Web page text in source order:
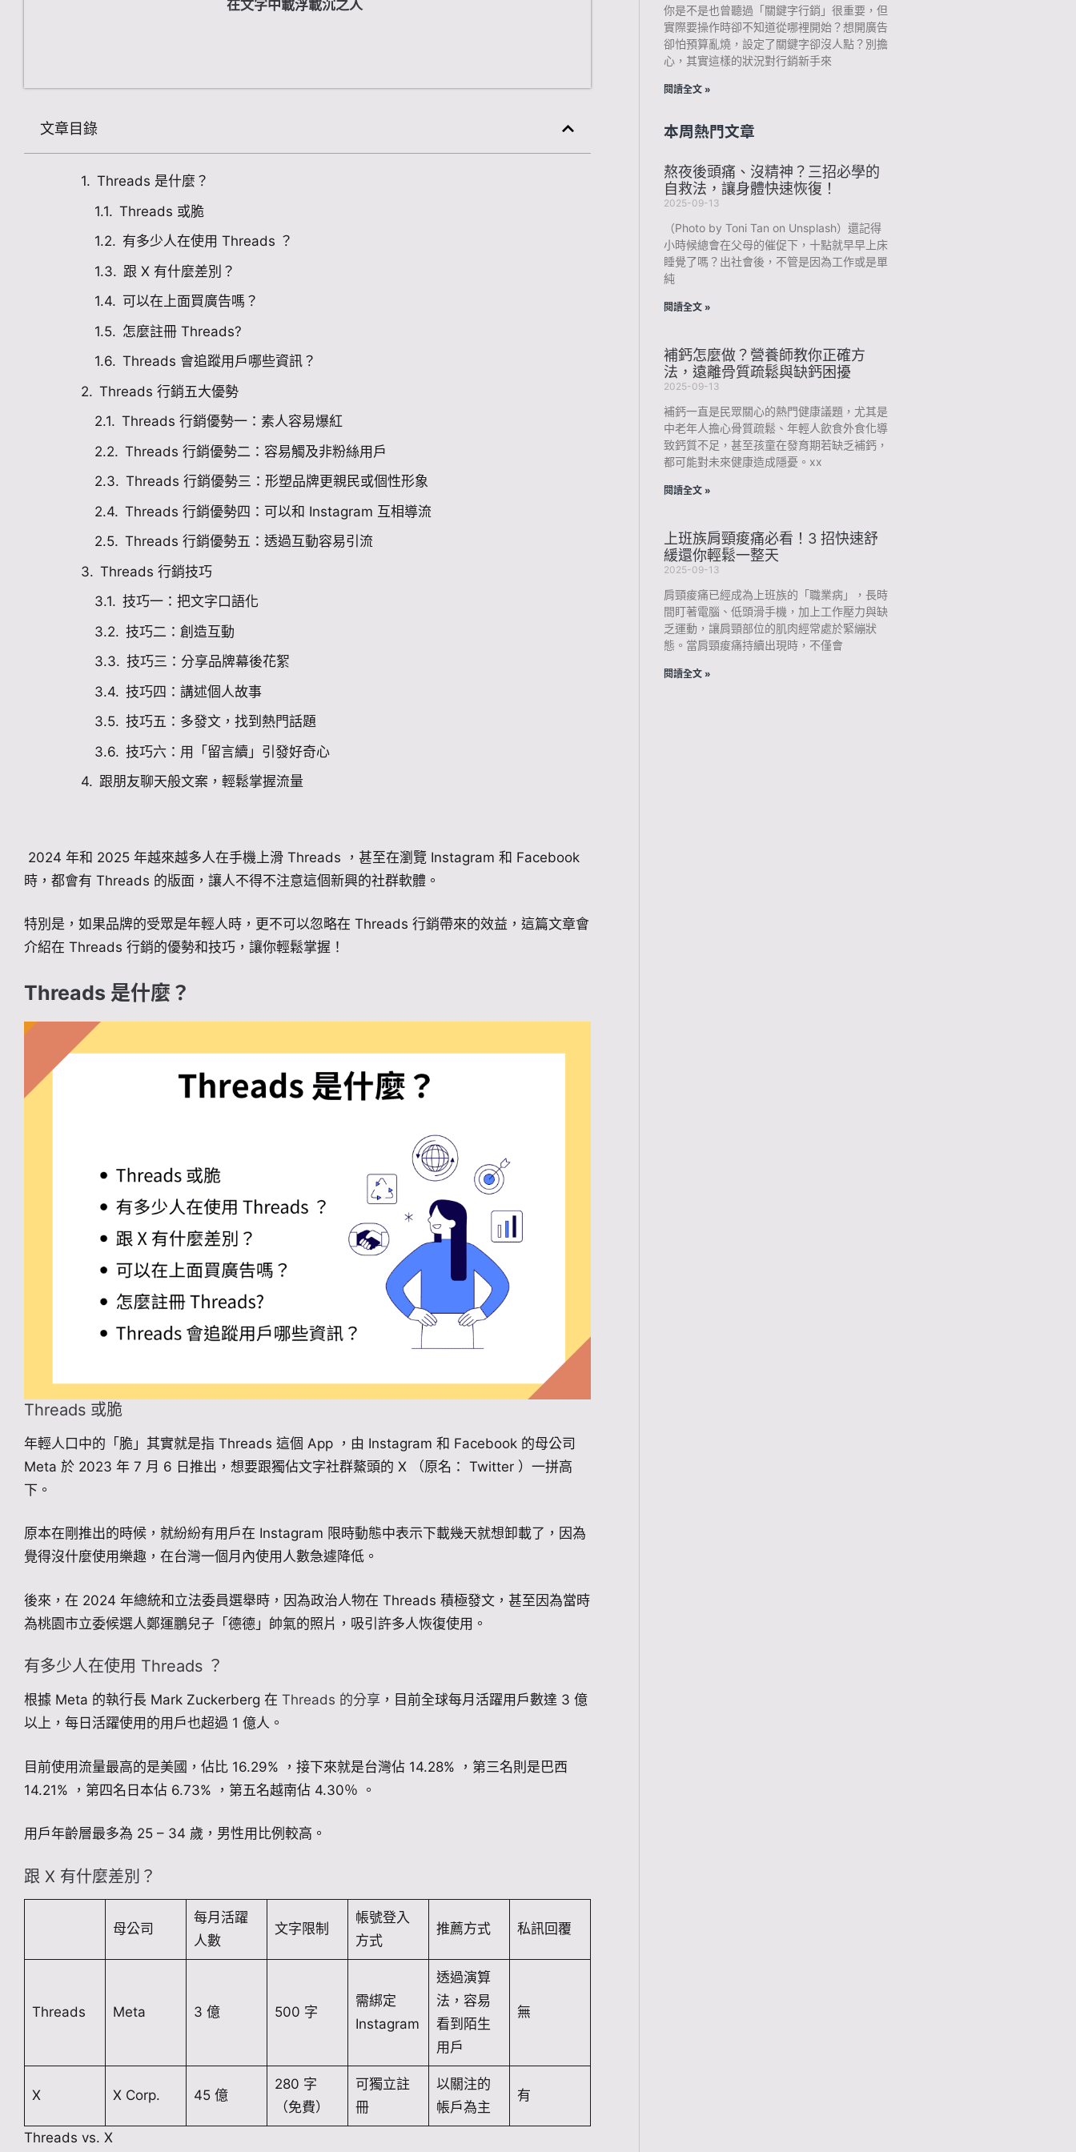
在文字中載浮載沉之人
文章目錄
Threads 是什麼？
Threads 或脆
有多少人在使用 Threads ？
跟 X 有什麼差別？
可以在上面買廣告嗎？
怎麼註冊 Threads?
Threads 會追蹤用戶哪些資訊？
Threads 行銷五大優勢
Threads 行銷優勢一：素人容易爆紅
Threads 行銷優勢二：容易觸及非粉絲用戶
Threads 行銷優勢三：形塑品牌更親民或個性形象
Threads 行銷優勢四：可以和 Instagram 互相導流
Threads 行銷優勢五：透過互動容易引流
Threads 行銷技巧
技巧一：把文字口語化
技巧二：創造互動
技巧三：分享品牌幕後花絮
技巧四：講述個人故事
技巧五：多發文，找到熱門話題
技巧六：用「留言續」引發好奇心
跟朋友聊天般文案，輕鬆掌握流量
2024 年和 2025 年越來越多人在手機上滑 Threads ，甚至在瀏覽 Instagram 和 Facebook
時，都會有 Threads 的版面，讓人不得不注意這個新興的社群軟體。
特別是，如果品牌的受眾是年輕人時，更不可以忽略在 Threads 行銷帶來的效益，這篇文章會
介紹在 Threads 行銷的優勢和技巧，讓你輕鬆掌握！
Threads 是什麼？
Threads 或脆
年輕人口中的「脆」其實就是指 Threads 這個 App ，由 Instagram 和 Facebook 的母公司
Meta 於 2023 年 7 月 6 日推出，想要跟獨佔文字社群鰲頭的 X （原名： Twitter ）一拼高
下。
原本在剛推出的時候，就紛紛有用戶在 Instagram 限時動態中表示下載幾天就想卸載了，因為
覺得沒什麼使用樂趣，在台灣一個月內使用人數急遽降低。
後來，在 2024 年總統和立法委員選舉時，因為政治人物在 Threads 積極發文，甚至因為當時
為桃園市立委候選人鄭運鵬兒子「德德」帥氣的照片，吸引許多人恢復使用。
有多少人在使用 Threads ？
根據 Meta 的執行長 Mark Zuckerberg 在 Threads 的分享 ，目前全球每月活躍用戶數達 3 億
以上，每日活躍使用的用戶也超過 1 億人。
目前使用流量最高的是美國，佔比 16.29% ，接下來就是台灣佔 14.28% ，第三名則是巴西
14.21% ，第四名日本佔 6.73% ，第五名越南佔 4.30％ 。
用戶年齡層最多為 25 – 34 歲，男性用比例較高。
跟 X 有什麼差別？
母公司
每月活躍
人數
文字限制
帳號登入
方式
推薦方式 私訊回覆
Threads Meta 3 億 500 字
需綁定
Instagram
透過演算
法，容易
看到陌生
用戶
無
X X Corp. 45 億
280 字
（免費）
可獨立註
冊
以關注的
帳戶為主
有
Threads vs. X
你是不是也曾聽過「關鍵字行銷」很重要，但
實際要操作時卻不知道從哪裡開始？想開廣告
卻怕預算亂燒，設定了關鍵字卻沒人點？別擔
心，其實這樣的狀況對行銷新手來
閱讀全文 »
本周熱門文章
熬夜後頭痛、沒精神？三招必學的
自救法，讓身體快速恢復！
2025-09-13
（Photo by Toni Tan on Unsplash）還記得
小時候總會在父母的催促下，十點就早早上床
睡覺了嗎？出社會後，不管是因為工作或是單
純
閱讀全文 »
補鈣怎麼做？營養師教你正確方
法，遠離骨質疏鬆與缺鈣困擾
2025-09-13
補鈣一直是民眾關心的熱門健康議題，尤其是
中老年人擔心骨質疏鬆、年輕人飲食外食化導
致鈣質不足，甚至孩童在發育期若缺乏補鈣，
都可能對未來健康造成隱憂。xx
閱讀全文 »
上班族肩頸痠痛必看！3 招快速舒
緩還你輕鬆一整天
2025-09-13
肩頸痠痛已經成為上班族的「職業病」，長時
間盯著電腦、低頭滑手機，加上工作壓力與缺
乏運動，讓肩頸部位的肌肉經常處於緊繃狀
態。當肩頸痠痛持續出現時，不僅會
閱讀全文 »